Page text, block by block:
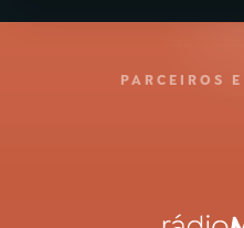
PARCEIROS